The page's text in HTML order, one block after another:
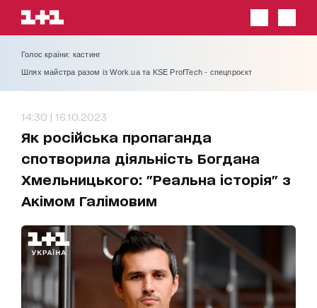
Голос країни: кастинг
Шлях майстра разом із Work.ua та KSE ProfTech - спецпроєкт
14:30 | 16.10.2023
Як російська пропаганда
спотворила діяльність Богдана
Хмельницького: "Реальна історія" з
Акімом Галімовим